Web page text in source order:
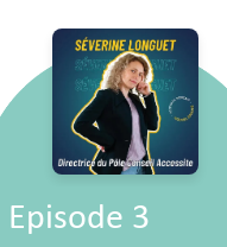
Episode 3